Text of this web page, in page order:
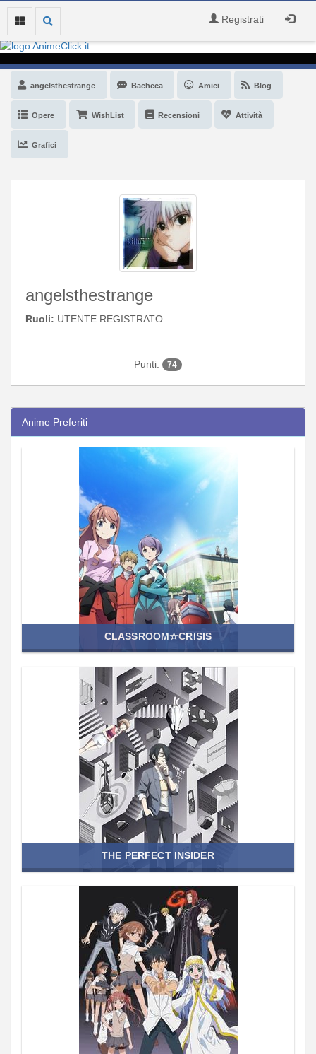
Registrati
angelsthestrange Bacheca Amici Blog
Opere WishList Recensioni Attività
Grafici
angelsthestrange
Ruoli: UTENTE REGISTRATO
Punti: 74
Anime Preferiti
CLASSROOM☆CRISIS
THE PERFECT INSIDER